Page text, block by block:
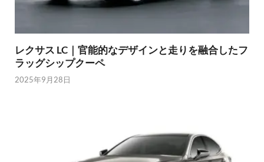
レクサス LC｜官能的なデザインと走りを融合したフ
ラッグシップクーペ
2025年9月28日